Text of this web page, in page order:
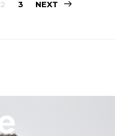
PAGINATION
2 3 NEXT